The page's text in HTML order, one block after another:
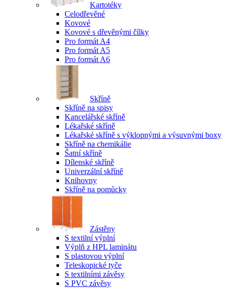
Kartotéky
Celodřevěné
Kovové
Kovové s dřevěnými čílky
Pro formát A4
Pro formát A5
Pro formát A6
Skříně
Skříně na spisy
Kancelářské skříně
Lékařské skříně
Lékařské skříně s výklopnými a výsuvnými boxy
Skříně na chemikálie
Šatní skříně
Dílenské skříně
Univerzální skříně
Knihovny
Skříně na pomůcky
Zástěny
S textilní výplní
Výplň z HPL laminátu
S plastovou výplní
Teleskopické tyče
S textilními závěsy
S PVC závěsy